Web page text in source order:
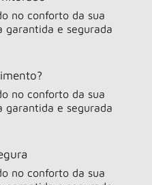
no conforto da sua
garantida e segurada
no conforto da sua
garantida e segurada
no conforto da sua